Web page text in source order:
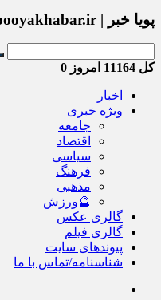
پویا خبر | pooyakhabar.ir
کل امروز 0
اخبار
ویژه خبری
جامعه
اقتصاد
سیاسی
فرهنگ
مذهبی
🔮ورزش
گالری عکس
گالری فیلم
پیوندهای سایت
شناسنامه/تماس با ما